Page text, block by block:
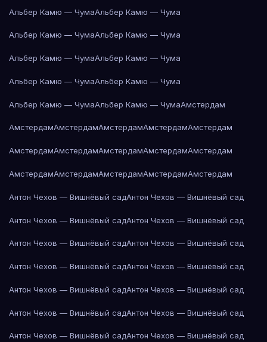
Альбер Камю — ЧумаАльбер Камю — Чума
Альбер Камю — ЧумаАльбер Камю — Чума
Альбер Камю — ЧумаАльбер Камю — Чума
Альбер Камю — ЧумаАльбер Камю — Чума
Альбер Камю — ЧумаАльбер Камю — ЧумаАмстердам
АмстердамАмстердамАмстердамАмстердамАмстердам
АмстердамАмстердамАмстердамАмстердамАмстердам
АмстердамАмстердамАмстердамАмстердамАмстердам
Антон Чехов — Вишнёвый садАнтон Чехов — Вишнёвый сад
Антон Чехов — Вишнёвый садАнтон Чехов — Вишнёвый сад
Антон Чехов — Вишнёвый садАнтон Чехов — Вишнёвый сад
Антон Чехов — Вишнёвый садАнтон Чехов — Вишнёвый сад
Антон Чехов — Вишнёвый садАнтон Чехов — Вишнёвый сад
Антон Чехов — Вишнёвый садАнтон Чехов — Вишнёвый сад
Антон Чехов — Вишнёвый садАнтон Чехов — Вишнёвый сад